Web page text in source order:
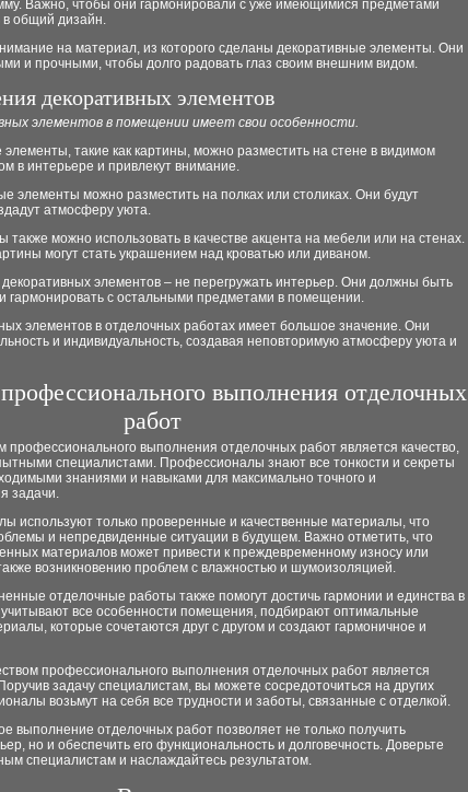
Важно, чтобы они гармонировали с уже имеющимися предметами
в общий дизайн.
на материал, из которого сделаны декоративные элементы. Они
и прочными, чтобы долго радовать глаз своим внешним видом.
декоративных элементов
элементов в помещении имеет свои особенности.
такие как картины, можно разместить на стене в видимом
в интерьере и привлекут внимание.
элементы можно разместить на полках или столиках. Они будут
атмосферу уюта.
также можно использовать в качестве акцента на мебели или на стенах.
могут стать украшением над кроватью или диваном.
элементов – не перегружать интерьер. Они должны быть
гармонировать с остальными предметами в помещении.
элементов в отделочных работах имеет большое значение. Они
и индивидуальность, создавая неповторимую атмосферу уюта и
выполнения отделочных
работ
выполнения отделочных работ является качество,
специалистами. Профессионалы знают все тонкости и секреты
знаниями и навыками для максимально точного и
задачи.
используют только проверенные и качественные материалы, что
и непредвиденные ситуации в будущем. Важно отметить, что
материалов может привести к преждевременному износу или
возникновению проблем с влажностью и шумоизоляцией.
отделочные работы также помогут достичь гармонии и единства в
все особенности помещения, подбирают оптимальные
которые сочетаются друг с другом и создают гармоничное и
профессионального выполнения отделочных работ является
задачу специалистам, вы можете сосредоточиться на других
возьмут на себя все трудности и заботы, связанные с отделкой.
выполнение отделочных работ позволяет не только получить
но и обеспечить его функциональность и долговечность. Доверьте
специалистам и наслаждайтесь результатом.